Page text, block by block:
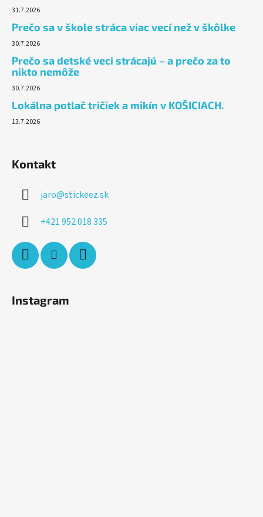
31.7.2026
Prečo sa v škole stráca viac vecí než v škôlke
30.7.2026
Prečo sa detské veci strácajú – a prečo za to
nikto nemôže
30.7.2026
Lokálna potlač tričiek a mikín v KOŠICIACH.
13.7.2026
Kontakt
jaro@stickeez.sk
+421 952 018 335
Instagram